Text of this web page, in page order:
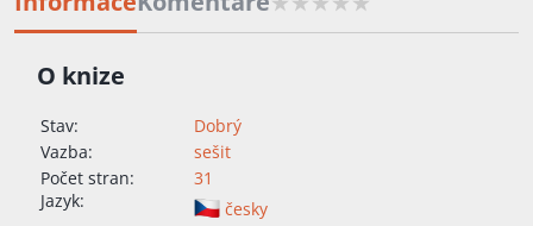
O knize
Stav:
Dobrý
Vazba:
sešit
Počet stran:
31
Jazyk:
česky